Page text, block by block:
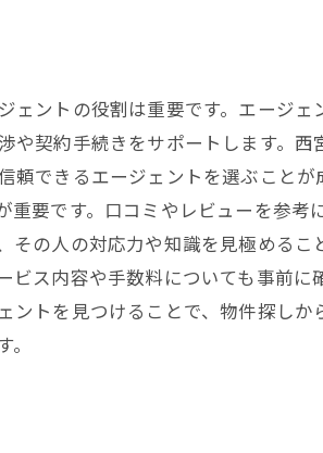
ェントの役割は重要です。エージェ
や契約手続きをサポートします。西
頼できるエージェントを選ぶことが
要です。口コミやレビューを参考
その人の対応力や知識を見極めるこ
ビス内容や手数料についても事前に
ントを見つけることで、物件探しか